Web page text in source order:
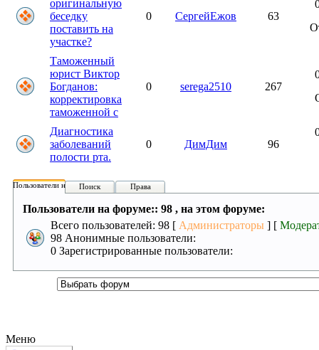
оригинальную
беседку
поставить на
участке?
0 СергейЕжов 63
Таможенный
юрист Виктор
Богданов:
корректировка
таможенной с
0 serega2510 267
Диагностика
заболеваний
полости рта.
0 ДимДим 96
Пользователи на форуме:
Поиск Права
Пользователи на форуме:: 98 , на этом форуме:
Всего пользователей: 98 [ Администраторы ] [
98 Анонимные пользователи:
0 Зарегистрированные пользователи:
Меню